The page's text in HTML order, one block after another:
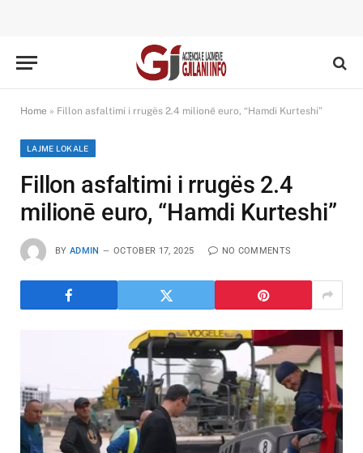
Home » Fillon asfaltimi i rrugës 2.4 milionē euro, “Hamdi Kurteshi”
LAJME LOKALE
Fillon asfaltimi i rrugës 2.4
milionē euro, “Hamdi Kurteshi”
BY ADMIN OCTOBER 17, 2025 NO COMMENTS